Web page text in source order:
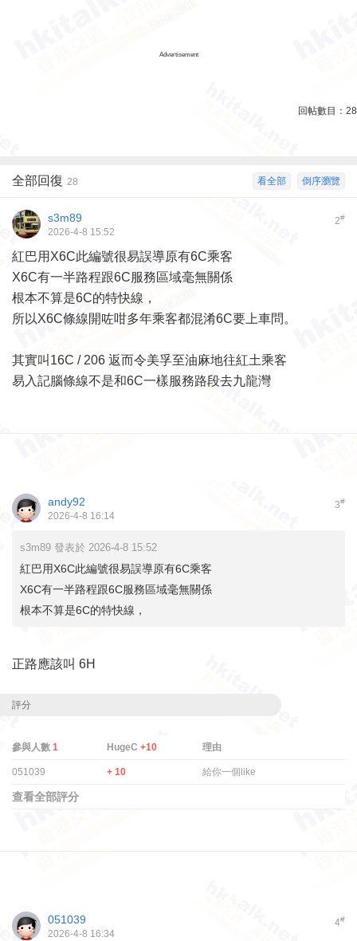
Advertisement
回帖數目： 28
倒序瀏覽
看全部
全部回復 28
2#
s3m89
2026-4-8 15:52
紅巴用X6C此編號很易誤導原有6C乘客
X6C有一半路程跟6C服務區域毫無關係
根本不算是6C的特快線，
所以X6C條線開咗咁多年乘客都混淆6C要上車問。
其實叫16C / 206 返而令美孚至油麻地往紅土乘客
易入記腦條線不是和6C一樣服務路段去九龍灣
3#
andy92
2026-4-8 16:14
s3m89 發表於 2026-4-8 15:52
紅巴用X6C此編號很易誤導原有6C乘客
X6C有一半路程跟6C服務區域毫無關係
根本不算是6C的特快線，
正路應該叫 6H
評分
參與人數 1 HugeC+10 理由
051039 + 10 給你一個like
查看全部評分
4#
051039
2026-4-8 16:34